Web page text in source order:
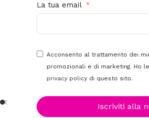
La tua email
Acconsento al trattamento dei
promozionali e di marketing. Ho
privacy policy di questo sito.
Iscriviti alla